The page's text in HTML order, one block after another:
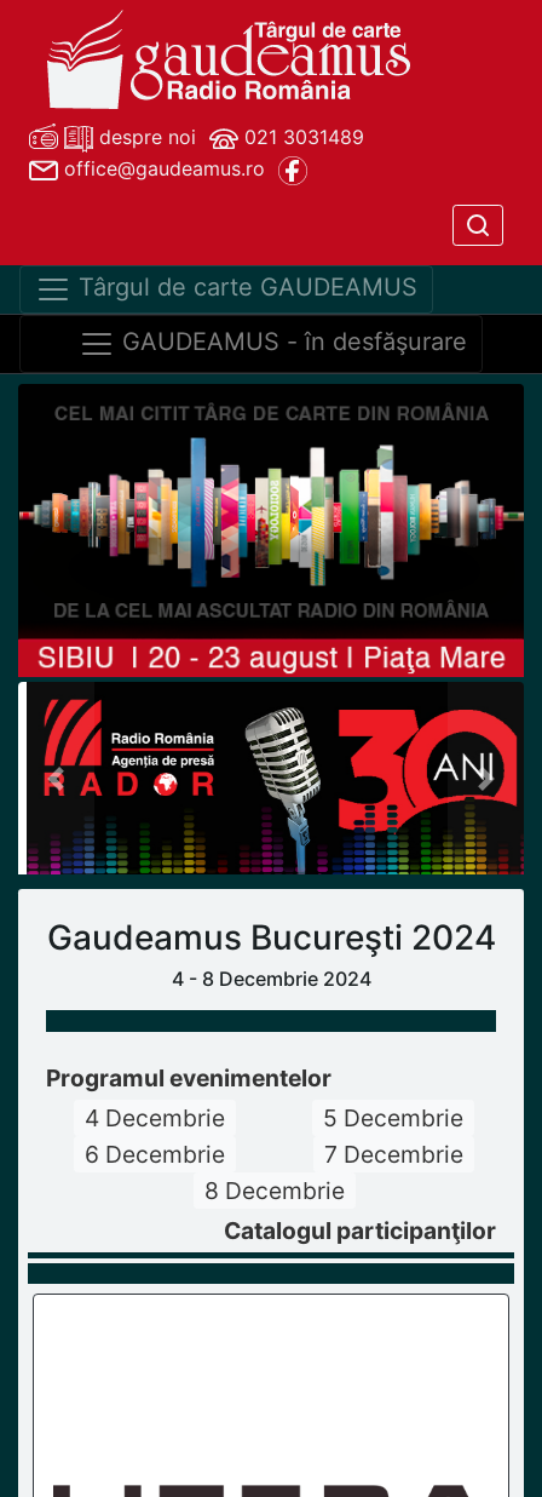
despre noi
021 3031489
office@gaudeamus.ro
Târgul de carte GAUDEAMUS
GAUDEAMUS - în desfăşurare
Previous Next
Gaudeamus Bucureşti 2024
4 - 8 Decembrie 2024
Programul evenimentelor
4 Decembrie
5 Decembrie
6 Decembrie
7 Decembrie
8 Decembrie
Catalogul participanţilor